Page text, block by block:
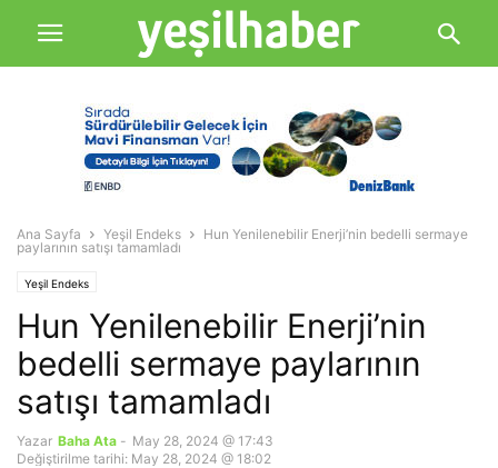
Ana Sayfa Yeşil Endeks
Hun Yenilenebilir Enerji’nin bedelli sermaye
paylarının satışı tamamladı
Yeşil Endeks
Hun Yenilenebilir Enerji’nin
bedelli sermaye paylarının
satışı tamamladı
Yazar Baha Ata - May 28, 2024 @ 17:43
Değiştirilme tarihi: May 28, 2024 @ 18:02